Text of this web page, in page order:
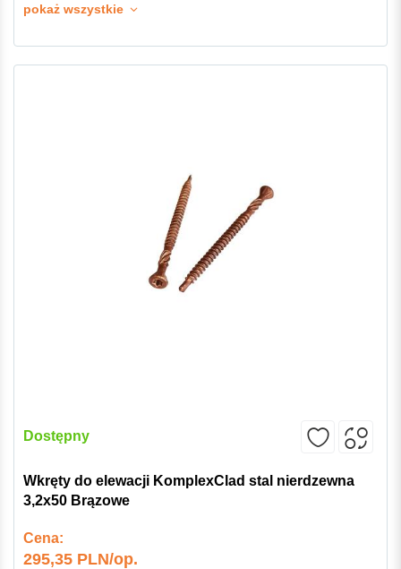
pokaż wszystkie
Dostępny
Wkręty do elewacji KomplexClad stal nierdzewna
3,2x50 Brązowe
Cena:
295,35 PLN/op.